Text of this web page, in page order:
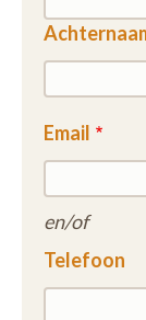
Email
en/of
Telefoon